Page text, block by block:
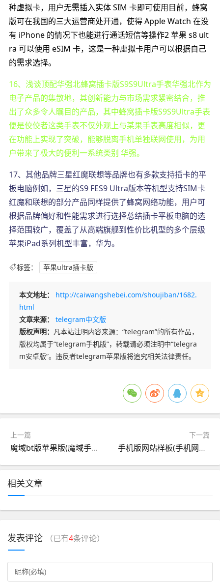
种虚拟卡，用户无需插入实体 SIM 卡即可使用目前，蜂窝
版可在我国的三大运营商处开通，使得 Apple Watch 在没
有 iPhone 的情况下也能进行通话短信等操作2 苹果 s8 ult
ra 可以使用 eSIM 卡，这是一种虚拟卡用户可以根据自己
的需求选择。
16、浅谈顶配华强北蜂窝插卡版S9S9Ultra手表华强北作为
电子产品的集散地，其创新能力与市场需求紧密结合，推
出了众多令人瞩目的产品，其中蜂窝插卡版S9S9Ultra手表
便是佼佼者这类手表不仅外观上与某果手表高度相似，更
在功能上实现了突破，能够脱离手机单独联网使用，为用
户带来了极大的便利一系统类别 华强。
17、其他品牌三星红魔联想等品牌也有多款支持插卡的平
板电脑例如，三星的S9 FES9 Ultra版本等机型支持SIM卡
红魔和联想的部分产品同样提供了蜂窝网络功能，用户可
根据品牌偏好和性能需求进行选择总结插卡平板电脑的选
择范围较广，覆盖了从高端旗舰到性价比机型的多个层级
苹果iPad系列机型丰富，华为。
标签： 苹果ultra插卡版
本文地址：
http://caiwangshebei.com/shoujiban/1682.
html
文章来源：
telegram中文版
版权声明： 凡本站注明内容来源：“telegram”的所有作品，
版权均属于“telegram手机版”，转载请必须注明中“telegra
m安卓版”。违反者telegram苹果版将追究相关法律责任。
上一篇
魔域bt版苹果版(魔域手游苹果版下载)
下一篇
手机版网站样板(手机网站设计模板)
相关文章
发表评论 （已有4条评论）